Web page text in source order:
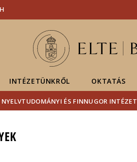
INTÉZETÜNKRŐL OKTATÁS
ÉS FINNUGOR INTÉZET